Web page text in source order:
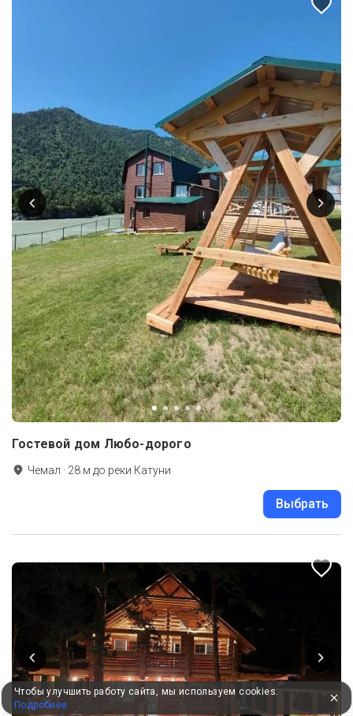
Гостевой дом Любо-дорого
Чемал · 28 м до реки Катуни
Выбрать
Чтобы улучшить работу сайта, мы используем cookies.
Подробнее